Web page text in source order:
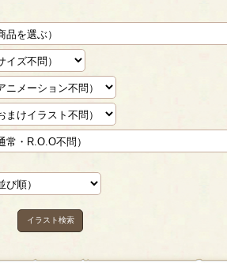
イラスト検索